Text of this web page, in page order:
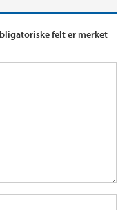
felt er merket